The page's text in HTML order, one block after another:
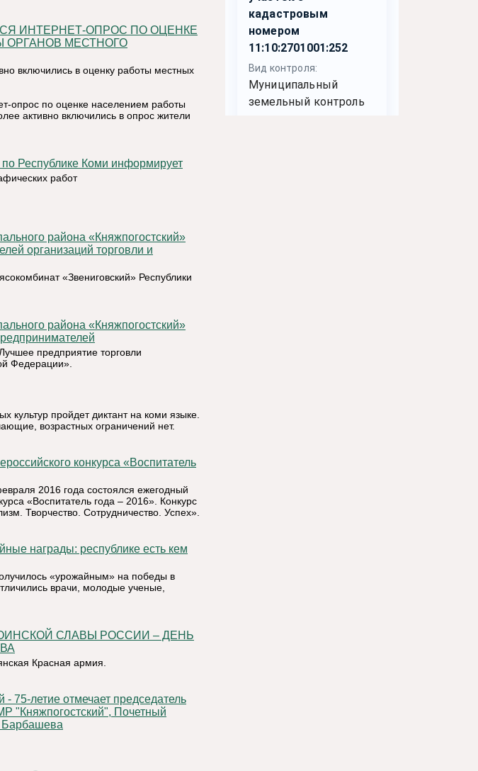
ОРГАНОВ МЕСТНОГО
включились в оценку работы местных
опрос по оценке населением работы
активно включились в опрос жители
по Республике Коми информирует
работ
организаций торговли и
«Звениговский» Республики
предприятие торговли
Федерации».
пройдет диктант на коми языке.
возрастных ограничений нет.
2016 года состоялся ежегодный
«Воспитатель года – 2016». Конкурс
Творчество. Сотрудничество. Успех».
«урожайным» на победы в
врачи, молодые ученые,
Красная армия.
"Княжпогостский", Почетный
Барбашева